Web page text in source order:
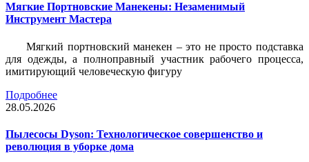
Мягкие Портновские Манекены: Незаменимый
Инструмент Мастера
Мягкий портновский манекен – это не просто подставка
для одежды, а полноправный участник рабочего процесса,
имитирующий человеческую фигуру
Подробнее
28.05.2026
Пылесосы Dyson: Технологическое совершенство и
революция в уборке дома